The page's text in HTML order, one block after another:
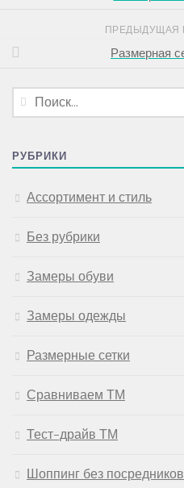
ПРЕДЫДУЩАЯ
Размерная
Найти:
РУБРИКИ
Ассортимент и стиль
Без рубрики
Замеры обуви
Замеры одежды
Размерные сетки
Сравниваем ТМ
Тест-драйв ТМ
Шоппинг без посредников